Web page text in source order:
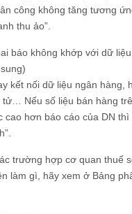
công không tăng tương
thu ảo”.
báo không khớp với dữ
kết nối dữ liệu ngân hàng,
Nếu số liệu bán hàng
cao hơn báo cáo của DN thì
trường hợp cơ quan thuế
làm gì, hãy xem ở Bảng